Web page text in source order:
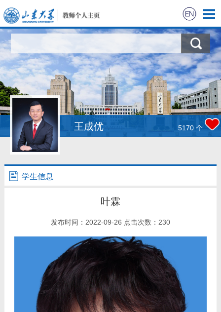
互荣共进
科学研究
教学研究
招生培养
学生信息
我的相册
王成优 5170 个
学生信息
叶霖
发布时间： 2022-09-26 点击次数： 230